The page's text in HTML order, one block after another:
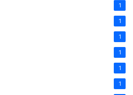
1
1
1
1
1
1